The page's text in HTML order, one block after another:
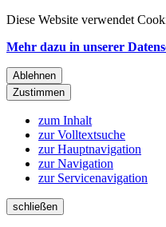
Diese Website verwendet
Mehr dazu in unserer
Ablehnen
Zustimmen
zum Inhalt
zur Volltextsuche
zur Hauptnavigation
zur Navigation
zur Servicenavigation
schließen